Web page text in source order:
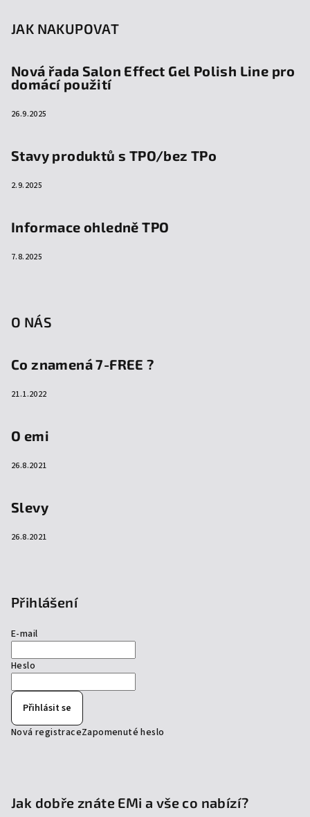
JAK NAKUPOVAT
Nová řada Salon Effect Gel Polish Line pro
domácí použití
26.9.2025
Stavy produktů s TPO/bez TPo
2.9.2025
Informace ohledně TPO
7.8.2025
O NÁS
Co znamená 7-FREE ?
21.1.2022
O emi
26.8.2021
Slevy
26.8.2021
Přihlášení
E-mail
Heslo
Přihlásit se
Nová registraceZapomenuté heslo
Jak dobře znáte EMi a vše co nabízí?